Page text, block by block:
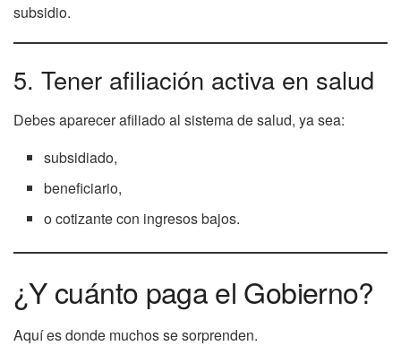
subsidio.
5. Tener afiliación activa en salud
Debes aparecer afiliado al sistema de salud, ya sea:
subsidiado,
beneficiario,
o cotizante con ingresos bajos.
¿Y cuánto paga el Gobierno?
Aquí es donde muchos se sorprenden.